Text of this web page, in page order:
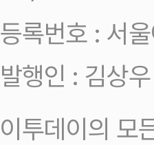
등록번호 : 서
발행인 : 김상
이투데이의 모